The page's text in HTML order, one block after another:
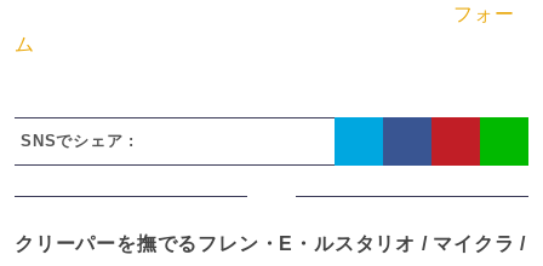
フォー
ム
SNSでシェア :
クリーパーを撫でるフレン・E・ルスタリオ / マイクラ /